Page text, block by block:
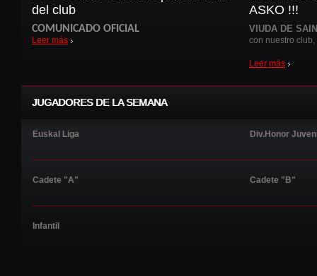
del club
COMUNICADO OFICIAL
Leer más
ASKO !!!
VIUDA DE
con nuestro
Leer más
JUGADORES DE LA SEMANA
Euskal Liga Div.Honor
Cadete "A" Cadete "B"
Infantil